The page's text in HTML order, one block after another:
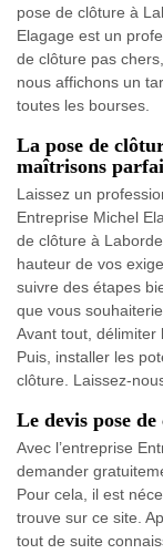
pose de clôture à
Elagage est un
de clôture pas
nous affichons un
toutes les bourses.
La pose de
maîtrisons
Laissez un
Entreprise Michel
de clôture à
hauteur de vos
suivre des étapes
que vous
Avant tout, délimiter
Puis, installer les
clôture. Laissez-
Le devis pose
Avec l’entreprise
demander
Pour cela, il est
trouve sur ce site.
tout de suite